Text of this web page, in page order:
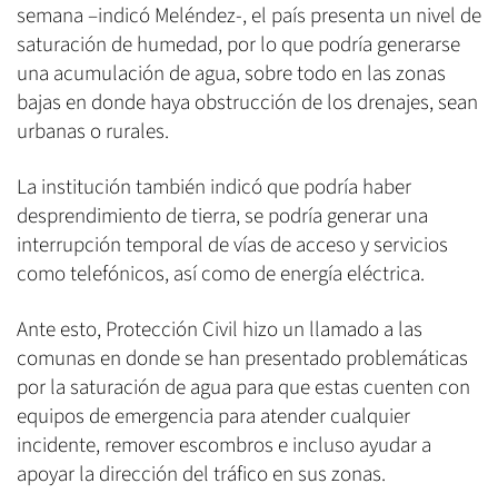
semana –indicó Meléndez-, el país presenta un nivel de
saturación de humedad, por lo que podría generarse
una acumulación de agua, sobre todo en las zonas
bajas en donde haya obstrucción de los drenajes, sean
urbanas o rurales.
La institución también indicó que podría haber
desprendimiento de tierra, se podría generar una
interrupción temporal de vías de acceso y servicios
como telefónicos, así como de energía eléctrica.
Ante esto, Protección Civil hizo un llamado a las
comunas en donde se han presentado problemáticas
por la saturación de agua para que estas cuenten con
equipos de emergencia para atender cualquier
incidente, remover escombros e incluso ayudar a
apoyar la dirección del tráfico en sus zonas.